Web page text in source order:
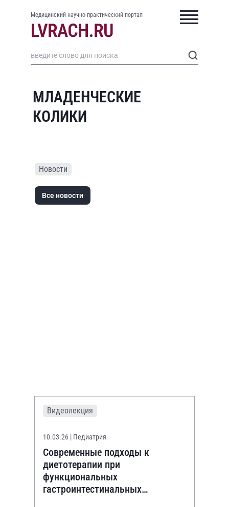
Медицинский научно-практический портал
МЛАДЕНЧЕСКИЕ
КОЛИКИ
Новости
Все новости
Видеолекция
10.03.26 | Педиатрия
Современные подходы к
диетотерапии при
функциональных
гастроинтестинальных